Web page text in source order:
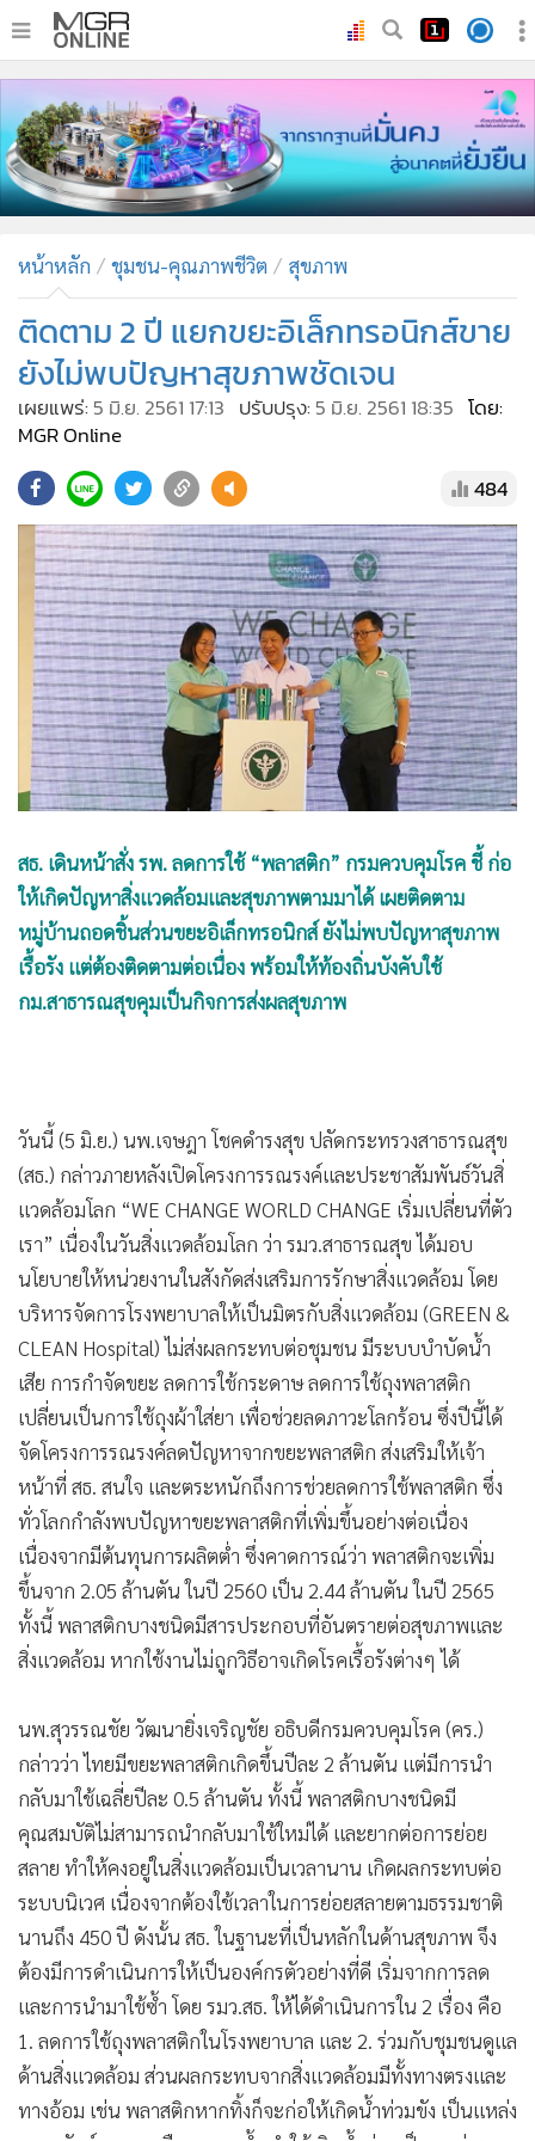
• ทันเหตุการณ์
• ภาคใต้
• ภูมิภาค
• บันเทิง
• ผู้จัดการรายวัน
• คอลัมนิสต์
• ละคร
• CbizReview
• ผู้จัดกวน
Good health & Well-being
Green Innovation & SD
Management & HR
MGR Live
Infographic
การเมือง
ท่องเที่ยว
• กีฬา
• Special Scoop
• เศรษฐกิจ-ธุรกิจ
• จีน
• ชุมชน-คุณภาพชีวิต
• อาชญากรรม
•
วิทยาศาสตร์
• SMEs
• หุ้น
• อินโดจีน
• กองทุนรวม
• Celeb Online
• Factcheck
• ญี่ปุ่น
• News1
• Gotomanager
หน้าหลัก ชุมชน-คุณภาพชีวิต สุขภาพ
ติดตาม 2 ปี แยกขยะอิเล็กทรอนิกส์ขาย
ยังไม่พบปัญหาสุขภาพชัดเจน
เผยแพร่:5 มิ.ย. 2561 17:13 ปรับปรุง:5 มิ.ย. 2561 18:35 โดย:
MGR Online
484
สธ. เดินหน้าสั่ง รพ. ลดการใช้ “พลาสติก” กรมควบคุมโรค ชี้ ก่อ
ให้เกิดปัญหาสิ่งแวดล้อมและสุขภาพตามมาได้ เผยติดตาม
หมู่บ้านถอดชิ้นส่วนขยะอิเล็กทรอนิกส์ ยังไม่พบปัญหาสุขภาพ
เรื้อรัง แต่ต้องติดตามต่อเนื่อง พร้อมให้ท้องถิ่นบังคับใช้
กม.สาธารณสุขคุมเป็นกิจการส่งผลสุขภาพ
วันนี้ (5 มิ.ย.) นพ.เจษฎา โชคดำรงสุข ปลัดกระทรวงสาธารณสุข
(สธ.) กล่าวภายหลังเปิดโครงการรณรงค์และประชาสัมพันธ์วันสิ่
แวดล้อมโลก “WE CHANGE WORLD CHANGE เริ่มเปลี่ยนที่ตัว
เรา” เนื่องในวันสิ่งแวดล้อมโลก ว่า รมว.สาธารณสุข ได้มอบ
นโยบายให้หน่วยงานในสังกัดส่งเสริมการรักษาสิ่งแวดล้อม โดย
บริหารจัดการโรงพยาบาลให้เป็นมิตรกับสิ่งแวดล้อม (GREEN &
CLEAN Hospital) ไม่ส่งผลกระทบต่อชุมชน มีระบบบำบัดน้ำ
เสีย การกำจัดขยะ ลดการใช้กระดาษ ลดการใช้ถุงพลาสติก
เปลี่ยนเป็นการใช้ถุงผ้าใส่ยา เพื่อช่วยลดภาวะโลกร้อน ซึ่งปีนี้ได้
จัดโครงการรณรงค์ลดปัญหาจากขยะพลาสติก ส่งเสริมให้เจ้า
หน้าที่ สธ. สนใจ และตระหนักถึงการช่วยลดการใช้พลาสติก ซึ่ง
ทั่วโลกกำลังพบปัญหาขยะพลาสติกที่เพิ่มขึ้นอย่างต่อเนื่อง
เนื่องจากมีต้นทุนการผลิตต่ำ ซึ่งคาดการณ์ว่า พลาสติกจะเพิ่ม
ขึ้นจาก 2.05 ล้านตัน ในปี 2560 เป็น 2.44 ล้านตัน ในปี 2565
ทั้งนี้ พลาสติกบางชนิดมีสารประกอบที่อันตรายต่อสุขภาพและ
สิ่งแวดล้อม หากใช้งานไม่ถูกวิธีอาจเกิดโรคเรื้อรังต่างๆ ได้
นพ.สุวรรณชัย วัฒนายิ่งเจริญชัย อธิบดีกรมควบคุมโรค (คร.)
กล่าวว่า ไทยมีขยะพลาสติกเกิดขึ้นปีละ 2 ล้านตัน แต่มีการนำ
กลับมาใช้เฉลี่ยปีละ 0.5 ล้านตัน ทั้งนี้ พลาสติกบางชนิดมี
คุณสมบัติไม่สามารถนำกลับมาใช้ใหม่ได้ และยากต่อการย่อย
สลาย ทำให้คงอยู่ในสิ่งแวดล้อมเป็นเวลานาน เกิดผลกระทบต่อ
ระบบนิเวศ เนื่องจากต้องใช้เวลาในการย่อยสลายตามธรรมชาติ
นานถึง 450 ปี ดังนั้น สธ. ในฐานะที่เป็นหลักในด้านสุขภาพ จึง
ต้องมีการดำเนินการให้เป็นองค์กรตัวอย่างที่ดี เริ่มจากการลด
และการนำมาใช้ซ้ำ โดย รมว.สธ. ให้ได้ดำเนินการใน 2 เรื่อง คือ
1. ลดการใช้ถุงพลาสติกในโรงพยาบาล และ 2. ร่วมกับชุมชนดูแล
ด้านสิ่งแวดล้อม ส่วนผลกระทบจากสิ่งแวดล้อมมีทั้งทางตรงและ
ทางอ้อม เช่น พลาสติกหากทิ้งก็จะก่อให้เกิดน้ำท่วมขัง เป็นแหล่ง